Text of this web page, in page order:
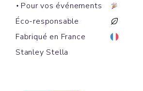
Pour vos événements
Éco-responsable
Fabriqué en France
Stanley Stella